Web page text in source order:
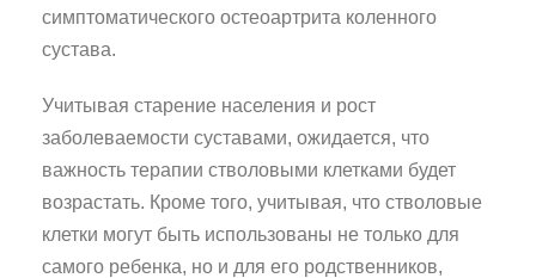
симптоматического остеоартрита коленного
сустава.
Учитывая старение населения и рост
заболеваемости суставами, ожидается, что
важность терапии стволовыми клетками будет
возрастать. Кроме того, учитывая, что стволовые
клетки могут быть использованы не только для
самого ребенка, но и для его родственников,